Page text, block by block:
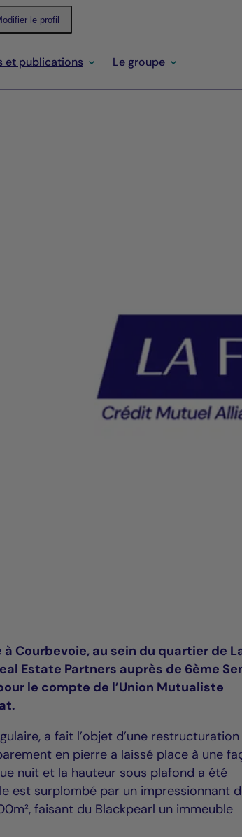
le profil
et publications Le groupe
Courbevoie, au sein du quartier de
Estate Partners auprès de 6ème
le compte de l’Union Mutualiste
a fait l’objet d’une restructuration
en pierre a laissé place à une
nuit et la hauteur sous plafond a été
est surplombé par un impressionnant
faisant du Blackpearl un immeuble